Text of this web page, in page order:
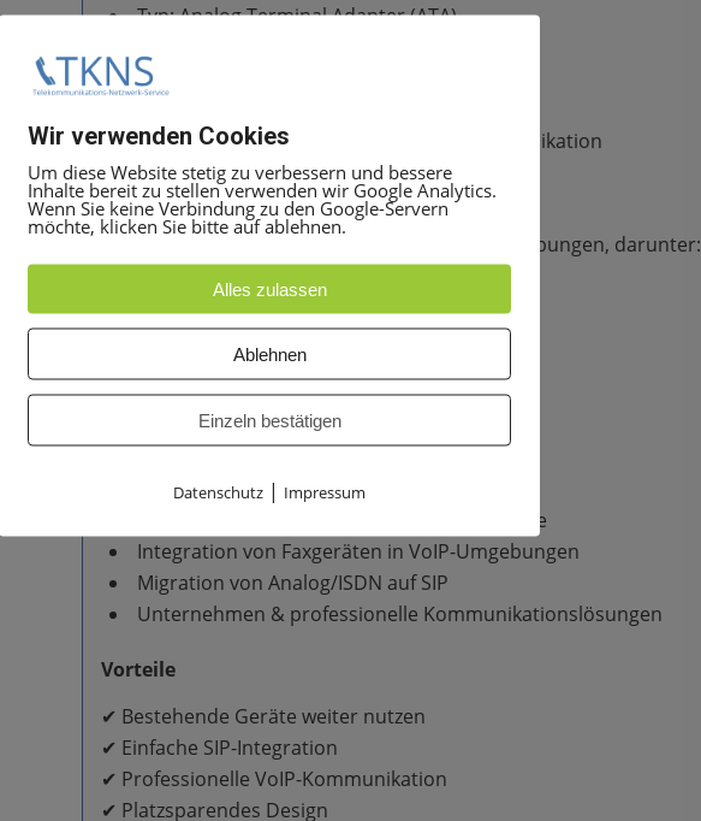
Typ: Analog Terminal Adapter (ATA)
Netzwerk: Ethernet / SIP / VoIP
Einsatz: Business- & Unternehmenskommunikation
Kompatibilität
Kompatibel mit zahlreichen SIP- und VoIP-Umgebungen, darunter:
Mitel Kommunikationssysteme
SIP-basierte Telefonanlagen
Cloud-Telefonie
Analoge Telefone
Faxgeräte
Anschluss analoger Telefone an IP-Netzwerke
Integration von Faxgeräten in VoIP-Umgebungen
Migration von Analog/ISDN auf SIP
Unternehmen & professionelle Kommunikationslösungen
Vorteile
✔ Bestehende Geräte weiter nutzen
✔ Einfache SIP-Integration
✔ Professionelle VoIP-Kommunikation
✔ Platzsparendes Design
Wir verwenden Cookies
Um diese Website stetig zu verbessern und bessere
Inhalte bereit zu stellen verwenden wir Google Analytics.
Wenn Sie keine Verbindung zu den Google-Servern
möchte, klicken Sie bitte auf ablehnen.
Alles zulassen
Ablehnen
Einzeln bestätigen
Datenschutz | Impressum